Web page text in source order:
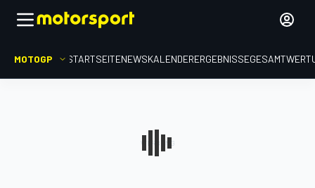
MOTOGP STARTSEITENEWSKALENDERERGEBNISSE